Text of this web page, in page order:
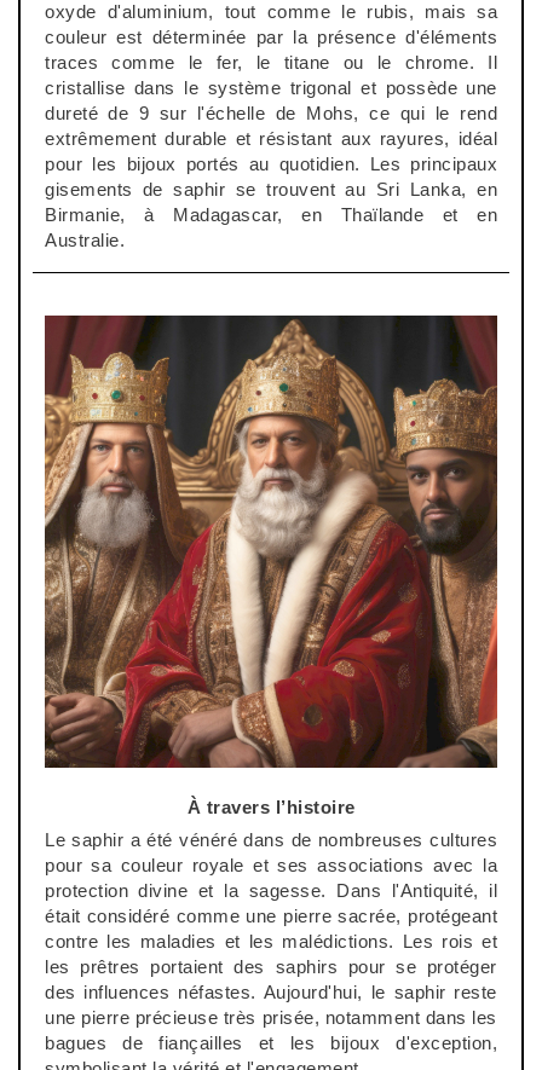
oxyde d'aluminium, tout comme le rubis, mais sa
couleur est déterminée par la présence d'éléments
traces comme le fer, le titane ou le chrome. Il
cristallise dans le système trigonal et possède une
dureté de 9 sur l'échelle de
Mohs, ce qui le rend
extrêmement durable et résistant aux rayures, idéal
pour les bijoux portés au quotidien. Les principaux
gisements de saphir se trouvent au Sri Lanka, en
Birmanie, à Madagascar, en Thaïlande et en
Australie.
À travers l’histoire
Le saphir a été vénéré dans de nombreuses cultures
pour sa couleur royale et ses associations avec la
protection divine et la sagesse. Dans l'Antiquité, il
était considéré comme une pierre sacrée, protégeant
contre les maladies et les malédictions. Les rois et
les prêtres portaient des saphirs pour se protéger
des influences néfastes. Aujourd'hui, le saphir reste
une pierre précieuse très prisée, notamment dans les
bagues de fiançailles et les bijoux d'exception,